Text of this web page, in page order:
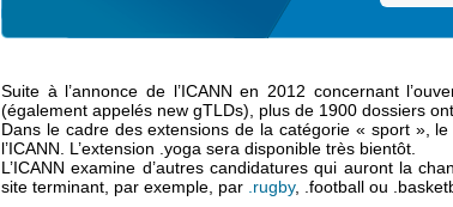
Suite à l’annonce de l’ICANN en 2012 concernant
(également appelés new gTLDs), plus de 1900 dossiers
Dans le cadre des extensions de la catégorie « sport »,
l’ICANN. L’extension .yoga sera disponible très bientôt.
L’ICANN examine d’autres candidatures qui auront la
site terminant, par exemple, par .rugby, .football ou